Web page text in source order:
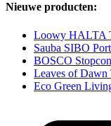
Nieuwe producten:
Loowy HALTA
Sauba SIBO
BOSCO
Leaves of Dawn
Eco Green